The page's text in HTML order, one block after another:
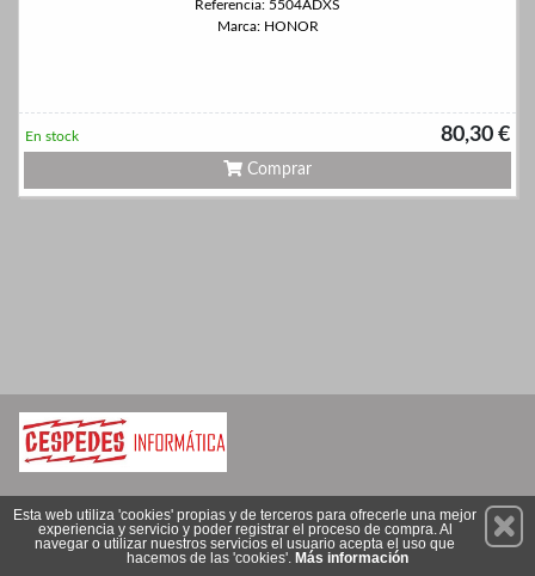
Referencia: 5504ADXS
Marca: HONOR
80,30 €
En stock
Comprar
Suscríbete
Esta web utiliza 'cookies' propias y de terceros para ofrecerle una mejor
experiencia y servicio y poder registrar el proceso de compra. Al
navegar o utilizar nuestros servicios el usuario acepta el uso que
hacemos de las 'cookies'. Más información